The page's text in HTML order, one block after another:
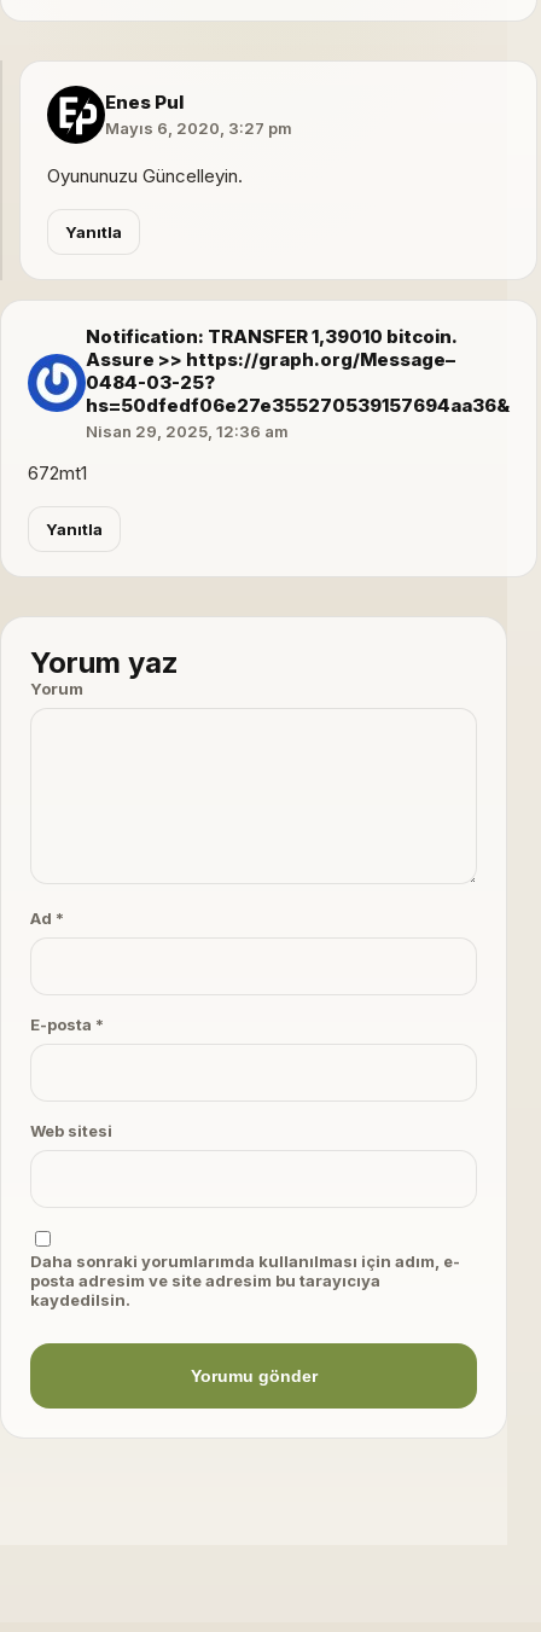
Enes Pul
Mayıs 6, 2020, 3:27 pm
Oyununuzu Güncelleyin.
Yanıtla
Notification: TRANSFER 1,39010 bitcoin.
Assure >> https://graph.org/Message–
0484-03-25?
hs=50dfedf06e27e355270539157694aa36&
Nisan 29, 2025, 12:36 am
672mt1
Yanıtla
Yorum yaz
Yorum
Ad *
E-posta *
Web sitesi
Daha sonraki yorumlarımda kullanılması için adım, e-
posta adresim ve site adresim bu tarayıcıya
kaydedilsin.